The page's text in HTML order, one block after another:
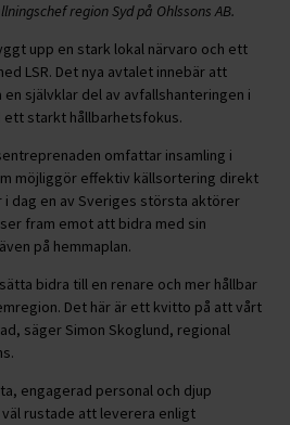
region Syd på Ohlssons AB.
upp en stark lokal närvaro och ett
LSR. Det nya avtalet innebär att
självklar del av avfallshanteringen i
ett starkt hållbarhetsfokus.
omfattar insamling i
möjliggör effektiv källsortering direkt
dag en av Sveriges största aktörer
fram emot att bidra med sin
på hemmaplan.
bidra till en renare och mer hållbar
Det här är ett kvitto på att vårt
säger Simon Skoglund, regional
engagerad personal och djup
rustade att leverera enligt